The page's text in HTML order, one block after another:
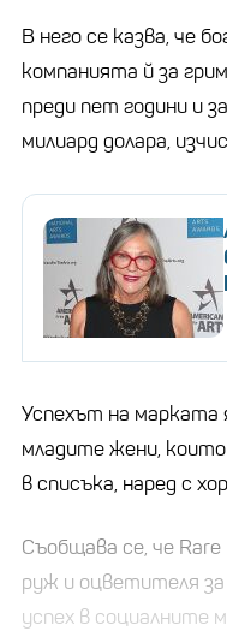
В него се казва, че
компанията й за
преди пет години и
милиард долара,
Успехът на марката
младите жени, които
в списъка, наред с
Съобщава се, че
руж и оцветителя
успех в социалните